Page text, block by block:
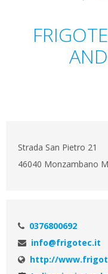
Strada San Pietro 21
46040 Monzambano
0376800692
info@frigotec.it
http://